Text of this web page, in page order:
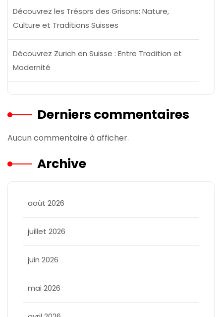
Découvrez les Trésors des Grisons: Nature,
Culture et Traditions Suisses
Découvrez Zurich en Suisse : Entre Tradition et
Modernité
Derniers commentaires
Aucun commentaire à afficher.
Archive
août 2026
juillet 2026
juin 2026
mai 2026